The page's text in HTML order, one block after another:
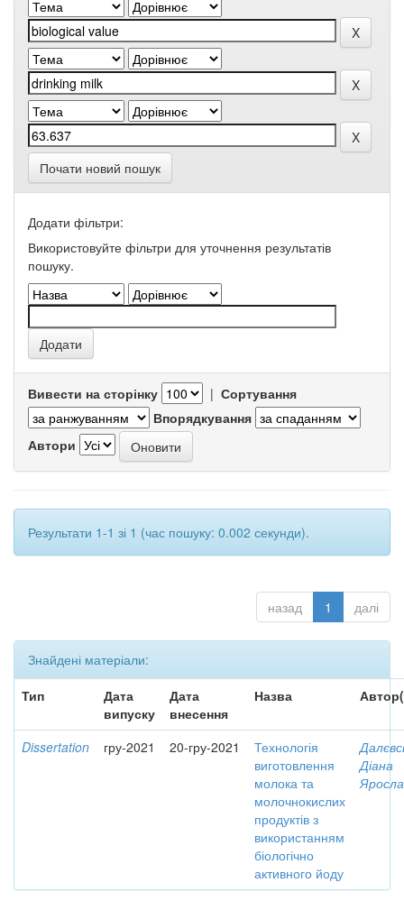
Почати новий пошук
Додати фільтри:
Використовуйте фільтри для уточнення результатів
пошуку.
Вивести на сторінку | Сортування
Впорядкування
Автори
Результати 1-1 зі 1 (час пошуку: 0.002 секунди).
назад 1 далі
Знайдені матеріали:
Тип
Дата
випуску
Дата
внесення
Назва
Dissertation гру-2021 20-гру-2021
Технологія
виготовлення
молока та
молочнокислих
продуктів з
використанням
біологічно
активного йоду
Діана